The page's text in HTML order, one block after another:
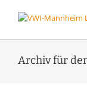
Inhalt
Archiv für